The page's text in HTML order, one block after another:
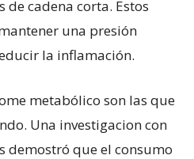
de cadena corta. Estos
una presión
la inflamación.
metabólico son las que
Una investigacion con
demostró que el consumo